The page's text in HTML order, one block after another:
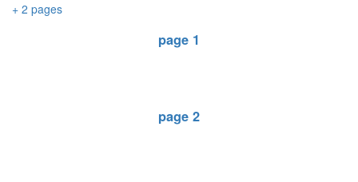
+ 2 pages
page 1
page 2